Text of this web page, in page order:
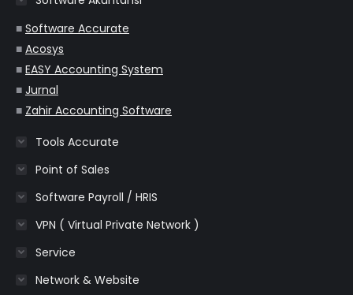
new
window
new
window
new
window
new
window
new
window
■ Software Accurate
■ Acosys
■ EASY Accounting System
■ Jurnal
■ Zahir Accounting Software
Tools Accurate
Point of Sales
Software Payroll / HRIS
VPN ( Virtual Private Network )
Service
Network & Website